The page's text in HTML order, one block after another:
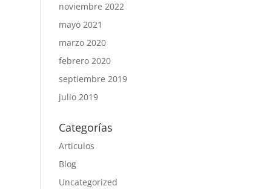
noviembre 2022
mayo 2021
marzo 2020
febrero 2020
septiembre 2019
julio 2019
Categorías
Articulos
Blog
Uncategorized